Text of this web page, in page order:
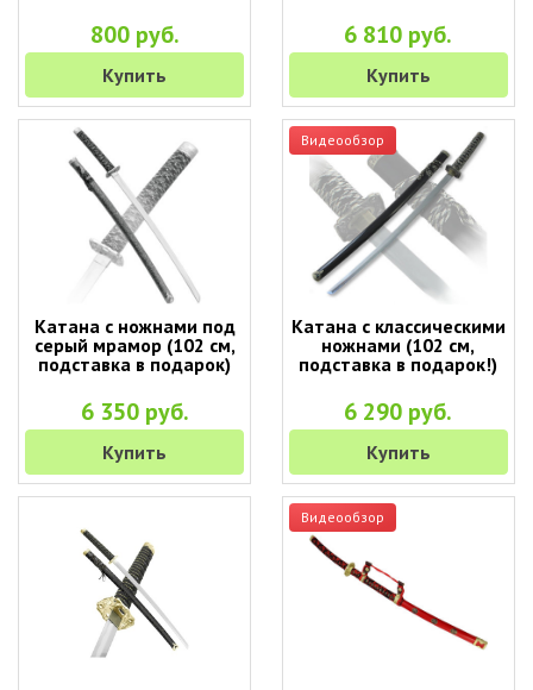
800 руб.
Купить
6 810 руб.
Купить
Катана с ножнами под
серый мрамор (102 см,
подставка в подарок)
6 350 руб.
Купить
Видеообзор
Катана с классическими
ножнами (102 см,
подставка в подарок!)
6 290 руб.
Купить
Видеообзор